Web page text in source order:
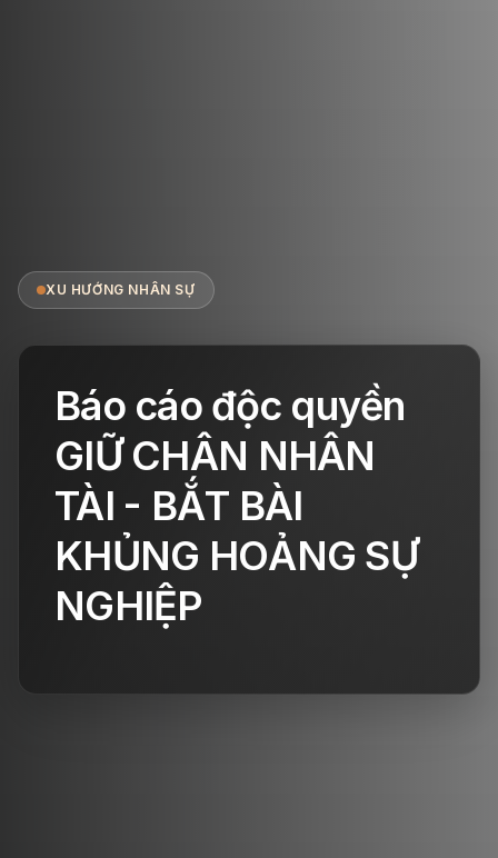
XU HƯỚNG NHÂN SỰ
Báo cáo độc quyền
GIỮ CHÂN NHÂN
TÀI - BẮT BÀI
KHỦNG HOẢNG SỰ
NGHIỆP